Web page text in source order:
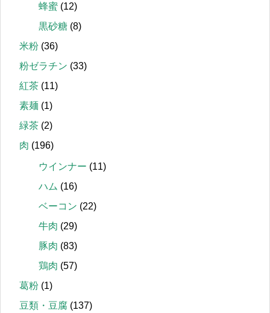
蜂蜜 (12)
黒砂糖 (8)
米粉 (36)
粉ゼラチン (33)
紅茶 (11)
素麺 (1)
緑茶 (2)
肉 (196)
ウインナー (11)
ハム (16)
ベーコン (22)
牛肉 (29)
豚肉 (83)
鶏肉 (57)
葛粉 (1)
豆類・豆腐 (137)